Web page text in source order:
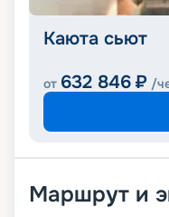
Каюта сьют
от 632 846 ₽ /
Маршрут и